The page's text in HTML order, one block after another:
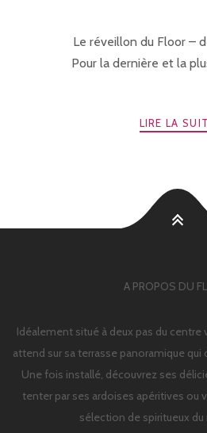
Le réveillon du Floor –
Pour la dernière et la
LIRE LA
A PROPOS DU
Idéalement situé à deux pas du centre
attend sur sa terrasse panoramique
Une fois installé, découvrez ses
tenter par ses ardoises apéritives ou
sélection de spiritueux